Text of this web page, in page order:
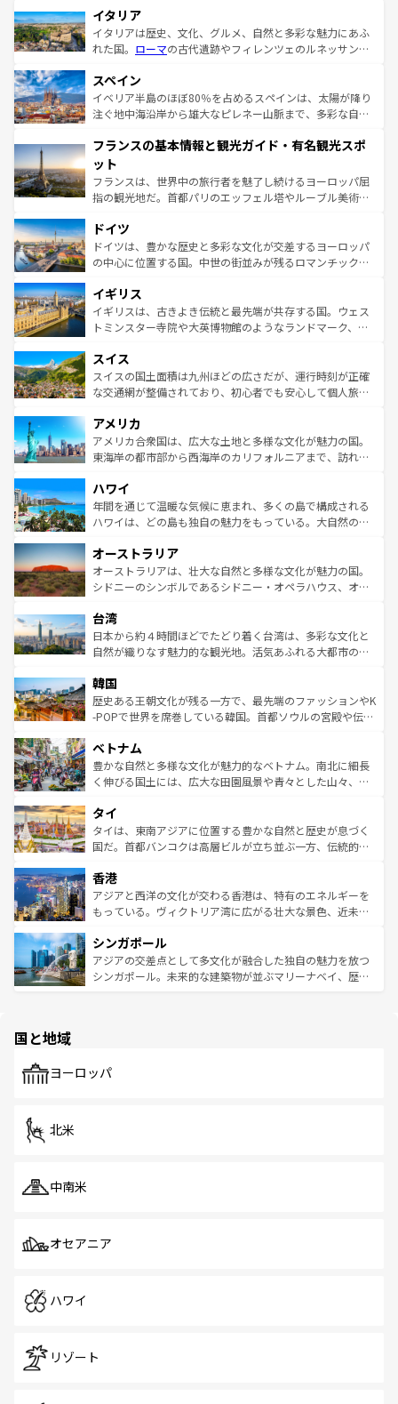
イタリア
イタリアは歴史、文化、グルメ、自然と多彩な魅力にあふ
れた国。 ローマの古代遺跡やフィレンツェのルネッサンス
ろん、トスカーナの美しい田園風景やアマルフィ海岸の絶
景など、自然景観も見逃せない。観光の合間には、本場の
ピザやパスタなど、絶品のイタリア料理を堪能することも
ませてくれるイタリアで、忘れられない旅をしてみよう！
なお、新着のイタリア情報は
しい。
スペイン
イベリア半島のほぼ80％を占めるスペインは、太陽が降り
注ぐ地中海沿岸から雄大なピレネー山脈まで、多彩な自然
文化が根付くこの国では、情熱的なフラメンコ、熱気あふ
れる闘牛、そして美味しいタパスが生活の一部となってい
る。首都マドリードの洗練された雰囲気や、バルセロナの
アートに溢れた街角から、地方では古代ローマ遺跡や中世
せる。地方によって風土や気候が異なるスペインはその個
性で訪れる人を魅了する。 なお、新着のスペイン情報は コ
ンテンツ一覧を参照してほしい。
フランスの基本情報と観光ガイド・有名観光スポ
ット
フランスは、世界中の旅行者を魅了し続けるヨーロッパ屈
指の観光地だ。首都パリのエッフェル塔やルーブル美術館
で、幅広い魅力が詰まっている。華麗な宮殿、歴史的な大
聖堂、美しいビーチ、そして豊かな自然が、訪れる者を心
から魅了する。また、フランスは美食の国としても知ら
いる。シャンパンの発祥地であるランス、プロヴァンスの
香り高いラベンダー畑など、多彩な楽しみ方が可能だ。さ
らに、パリ以外の地域にも魅力が溢れており、どの街角に
れる地方に足を運ぶとそれぞれで全く異なる文化を体験で
きるだろう。 なお、新着のフランス情報はコンテンツ一覧
を参照してほしい。
ドイツ
ドイツは、豊かな歴史と多彩な文化が交差するヨーロッパ
の中心に位置する国。中世の街並みが残るロマンチック街
顔を持つこの国は、どこを歩いても飽きることがない。ベ
ルリンの文化的活気、バイエルン州のアルプスの絶景、そ
してライン川沿いのワイン畑といった風景は必見。ビール
は、お酒好きな人にはぜひ体験してほしい。 なお、新着の
ドイツ情報はコンテンツ一覧を参照してほしい。
イギリス
イギリスは、古きよき伝統と最先端が共存する国。ウェス
トミンスター寺院や大英博物館のようなランドマーク、歴
リアごとに異なる魅力がある。また、優雅なアフタヌーン
ティー、ビール好きにはたまらない英国パブ、サッカー観
戦など、本場だからこそできる体験も豊富。イギリスを旅
ンツ一覧を参照してほしい。
スイス
スイスの国土面積は九州ほどの広さだが、運行時刻が正確
な交通網が整備されており、初心者でも安心して個人旅行
の建物がそのまま残る町や、スイスならではのユニークな
博物館もあり、アルプス観光だけでなく町歩きも満喫する
ことができる。国民の所得が高いため物価も高いが、旅行
ば市内交通費無料で観光を楽しむこともできる。 なお、新
着のスイス情報はコンテンツ一覧 を参照してほしい。
アメリカ
アメリカ合衆国は、広大な土地と多様な文化が魅力の国。
東海岸の都市部から西海岸のカリフォルニアまで、訪れる
のような巨大都市は、観光、ショッピング、エンターテイ
ンメントが詰まった刺激的なスポットだ。一方、アメリカ
西部には大自然が広がり、グランドキャニオンやイエロー
部のニューオーリンズでは、音楽と美食が融合した独特の
文化が魅力。旅行者はアメリカの各地域で異なる魅力を楽
しみながら、その多様性と豊かな歴史を感じることができ
ならではの贅沢な旅のスタイルだ。 なお、新着のアメリカ
情報はコンテンツ一覧を参照してほしい。
ハワイ
年間を通じて温暖な気候に恵まれ、多くの島で構成される
ハワイは、どの島も独自の魅力をもっている。大自然の神
ワイ島は見逃せない。また、定番の観光地といえばオアフ
島だが、静かな自然を求めるならマウイ島やカウアイ島が
おすすめ。エメラルドグリーンに輝く海をはじめ、豊かな
れるおもてなしの心で訪れる人々を迎えてくれるハワイの
人々、おいしいローカルフードやハワイアンミュージッ
ク、伝統的なフラダンスなど、すべてがハワイの魅力を彩
ワイを、存分に味わってほしい。 なお、新着のハワイ情報
はコンテンツ一覧を参照してほしい。
オーストラリア
オーストラリアは、壮大な自然と多様な文化が魅力の国。
シドニーのシンボルであるシドニー・オペラハウス、オー
リアリーフや大陸中央部にそびえるウルル（エアーズロッ
ク）、タスマニアの美しい原生林やケアンズの熱帯雨林な
ど、見どころがたくさん。また、カフェやワイン、オージ
いる。アクティビティも充実しており、サーフィンやダイ
ビング、ハイキングなど、アウトドア好きにはたまらな
い。オーストラリアの多彩な魅力を存分に味わいつくそ
参照してほしい。
台湾
日本から約４時間ほどでたどり着く台湾は、多彩な文化と
自然が織りなす魅力的な観光地。活気あふれる大都市の台
ン）、静ひつな山岳地帯である台湾東部など、都市の喧騒
と山間の静けさが共存しており、訪れる人に新しい発見と
驚きをもたらしてくれる。また、奥深い台湾の食文化も魅
容にもいいと評判のスイーツなど、バラエティ豊かな料理
が味わえる。 なお、新着の台湾情報は コンテンツ一覧を参
照してほしい。
韓国
歴史ある王朝文化が残る一方で、最先端のファッションやK
-POPで世界を席巻している韓国。首都ソウルの宮殿や伝統
き、地方に足を延ばせば四季折々の自然美を楽しむことが
できる。そして、キムチや焼肉、絶品のストリートフード
まで、さまざまな韓国料理が待っている。夜には、韓国な
リティに包まれながら、韓国の多彩な魅力を心ゆくまで味
わってみてほしい。 なお、新着の韓国情報はコンテンツ一
覧を参照してほしい。
ベトナム
豊かな自然と多様な文化が魅力的なベトナム。南北に細長
く伸びる国土には、広大な田園風景や青々とした山々、世
急速な発展と共に伝統が息づく。ハノイの古い町並みやホ
ーチミン市のフランス統治時代の建物も、独特の雰囲気を
醸し出している。また、バラエティの豊かさとおいしさで
とつ。フォーやバインミー、ベトナムコーヒーなどは、ぜ
ひ現地で味わいたい。どの地域を訪れてもあたたかい人々
が旅行者を迎えてくれるので、きっと忘れられない旅にな
参照してほしい。
タイ
タイは、東南アジアに位置する豊かな自然と歴史が息づく
国だ。首都バンコクは高層ビルが立ち並ぶ一方、伝統的な
の活気が交差している。北部ではチェンマイなどの山岳地
帯で自然と触れ合い、南部ではプーケットやクラビの美し
いビーチでリゾート気分を楽しむことができる。タイ料理
激する。気候は一年中温暖で、どの季節にも異なる楽しみ
が待っている。親しみやすいタイの人々、仏教を中心とし
た文化、そして多様な観光資源が、訪れる旅人を魅了し続
香港
アジアと西洋の文化が交わる香港は、特有のエネルギーを
もっている。ヴィクトリア湾に広がる壮大な景色、近未来
み、どこを訪れても感動するはず。観光スポットが密集し
ており、効率よく見どころを回れるのも魅力。息をのむよ
うな絶景から文化的な体験まで、香港を存分に楽しみ尽く
シンガポール
アジアの交差点として多文化が融合した独自の魅力を放つ
シンガポール。未来的な建築物が並ぶマリーナベイ、歴史
で、ホーカーズは地元の風情を楽しめる外せないスポット
国と地域
ヨーロッパ
北米
中南米
オセアニア
ハワイ
リゾート